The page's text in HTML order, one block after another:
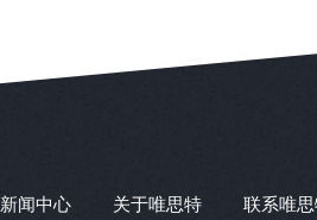
新闻中心 关于唯思特 联系唯